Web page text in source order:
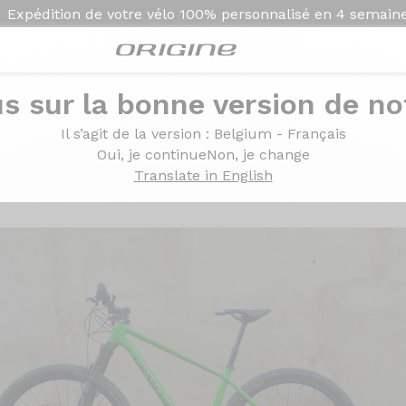
Expédition de votre vélo 100% personnalisé en 4
sur la bonne version de
Il s’agit de la version : Belgium - Français
Oui, je continueNon, je change
Translate in English
- Prymahl Polaris A25 Pro
XT - Prymahl